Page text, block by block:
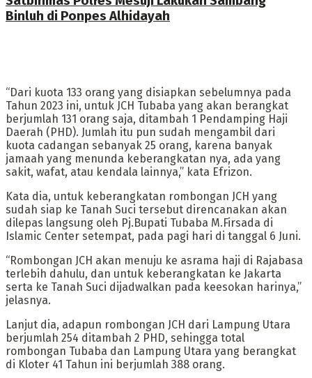
Binluh di Ponpes Alhidayah
“Dari kuota 133 orang yang disiapkan sebelumnya pada
Tahun 2023 ini, untuk JCH Tubaba yang akan berangkat
berjumlah 131 orang saja, ditambah 1 Pendamping Haji
Daerah (PHD). Jumlah itu pun sudah mengambil dari
kuota cadangan sebanyak 25 orang, karena banyak
jamaah yang menunda keberangkatan nya, ada yang
sakit, wafat, atau kendala lainnya,” kata Efrizon.
Kata dia, untuk keberangkatan rombongan JCH yang
sudah siap ke Tanah Suci tersebut direncanakan akan
dilepas langsung oleh Pj.Bupati Tubaba M.Firsada di
Islamic Center setempat, pada pagi hari di tanggal 6 Juni.
“Rombongan JCH akan menuju ke asrama haji di Rajabasa
terlebih dahulu, dan untuk keberangkatan ke Jakarta
serta ke Tanah Suci dijadwalkan pada keesokan harinya,”
jelasnya.
Lanjut dia, adapun rombongan JCH dari Lampung Utara
berjumlah 254 ditambah 2 PHD, sehingga total
rombongan Tubaba dan Lampung Utara yang berangkat
di Kloter 41 Tahun ini berjumlah 388 orang.